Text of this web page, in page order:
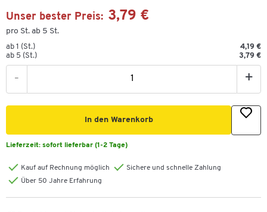
Unser bester Preis: 3,79 €
pro St. ab 5 St.
ab 1 (St.)
4,19 €
ab 5 (St.)
3,79 €
- +
In den Warenkorb
Lieferzeit: sofort lieferbar (1-2 Tage)
Kauf auf Rechnung möglich
Sichere und schnelle Zahlung
Über 50 Jahre Erfahrung